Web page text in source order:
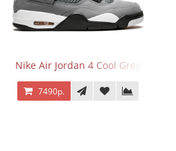
Nike Air Jordan 4 Cool Grey
7490р.